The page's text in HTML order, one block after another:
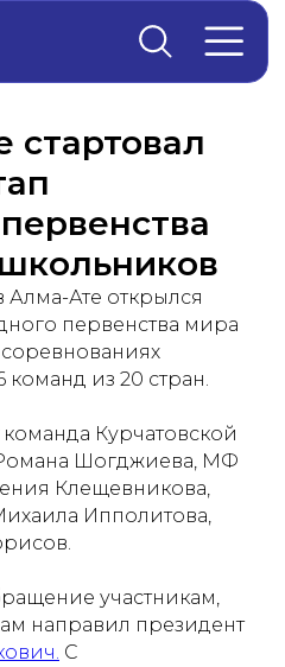
стартовал
Алма-Ате открылся
первенства мира
из 20 стран.
Курчатовской
Шогджиева, МФ
Клещевникова,
Ипполитова,
участникам,
направил президент
С